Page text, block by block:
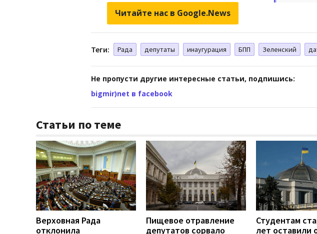
Читайте нас в Google.News
Теги: Рада депутаты инаугурация БПП Зеленский
Не пропусти другие интересные статьи, подпишись:
bigmir)net в facebook
Статьи по теме
Верховная Рада
отклонила
Пищевое отравление
депутатов сорвало
Студентам
лет оставили